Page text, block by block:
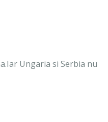
Ungaria si Serbia nu